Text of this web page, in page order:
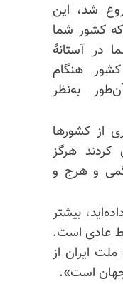
شد، این
کشور شما
در آستانهٔ
هنگام
به‌نظر
از کشورها
کردند هرگز
و هرج و
بیشتر
عادی است.
ایران از
جهان است».